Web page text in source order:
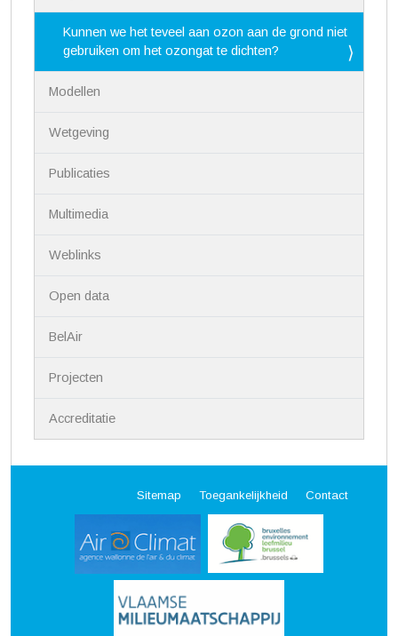
v
Kunnen we het teveel aan ozon aan de grond niet
gebruiken om het ozongat te dichten?
Modellen
Wetgeving
Publicaties
Multimedia
Weblinks
Open data
BelAir
Projecten
Accreditatie
Sitemap Toegankelijkheid Contact